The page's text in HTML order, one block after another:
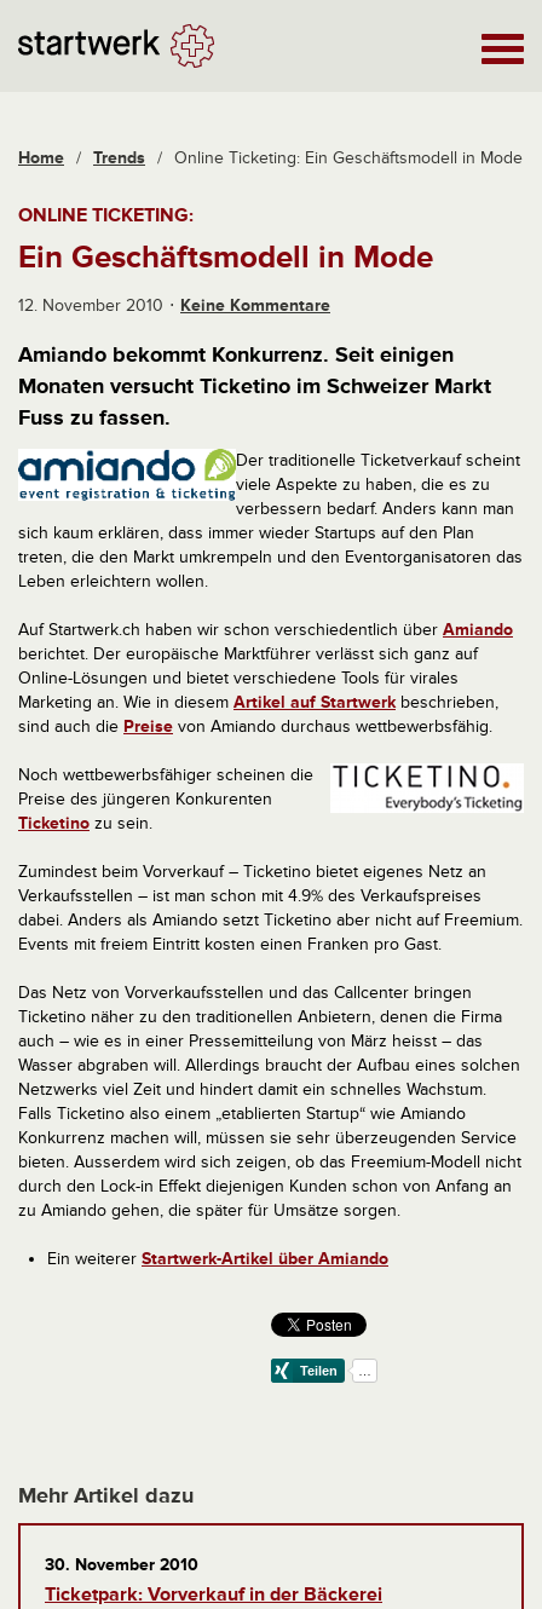
Home / Trends / Online Ticketing: Ein Geschäftsmodell in Mode
ONLINE TICKETING:
Ein Geschäftsmodell in Mode
12. November 2010 Keine Kommentare
Amiando bekommt Konkurrenz. Seit einigen
Monaten versucht Ticketino im Schweizer Markt
Fuss zu fassen.
Der traditionelle Ticketverkauf scheint
viele Aspekte zu haben, die es zu
verbessern bedarf. Anders kann man
sich kaum erklären, dass immer wieder Startups auf den Plan
treten, die den Markt umkrempeln und den Eventorganisatoren das
Leben erleichtern wollen.
Auf Startwerk.ch haben wir schon verschiedentlich über Amiando
berichtet. Der europäische Marktführer verlässt sich ganz auf
Online-Lösungen und bietet verschiedene Tools für virales
Marketing an. Wie in diesem Artikel auf Startwerkbeschrieben,
sind auch die Preise von Amiando durchaus wettbewerbsfähig.
Noch wettbewerbsfähiger scheinen die
Preise des jüngeren Konkurenten
Ticketino zu sein.
Zumindest beim Vorverkauf – Ticketino bietet eigenes Netz an
Verkaufsstellen – ist man schon mit 4.9% des Verkaufspreises
dabei. Anders als Amiando setzt Ticketino aber nicht auf Freemium.
Events mit freiem Eintritt kosten einen Franken pro Gast.
Das Netz von Vorverkaufsstellen und das Callcenter bringen
Ticketino näher zu den traditionellen Anbietern, denen die Firma
auch – wie es in einer Pressemitteilung von März heisst – das
Wasser abgraben will. Allerdings braucht der Aufbau eines solchen
Netzwerks viel Zeit und hindert damit ein schnelles Wachstum.
Falls Ticketino also einem „etablierten Startup“ wie Amiando
Konkurrenz machen will, müssen sie sehr überzeugenden Service
bieten. Ausserdem wird sich zeigen, ob das Freemium-Modell nicht
durch den Lock-in Effekt diejenigen Kunden schon von Anfang an
zu Amiando gehen, die später für Umsätze sorgen.
Ein weiterer Startwerk-Artikel über Amiando
Mehr Artikel dazu
30. November 2010
Ticketpark: Vorverkauf in der Bäckerei